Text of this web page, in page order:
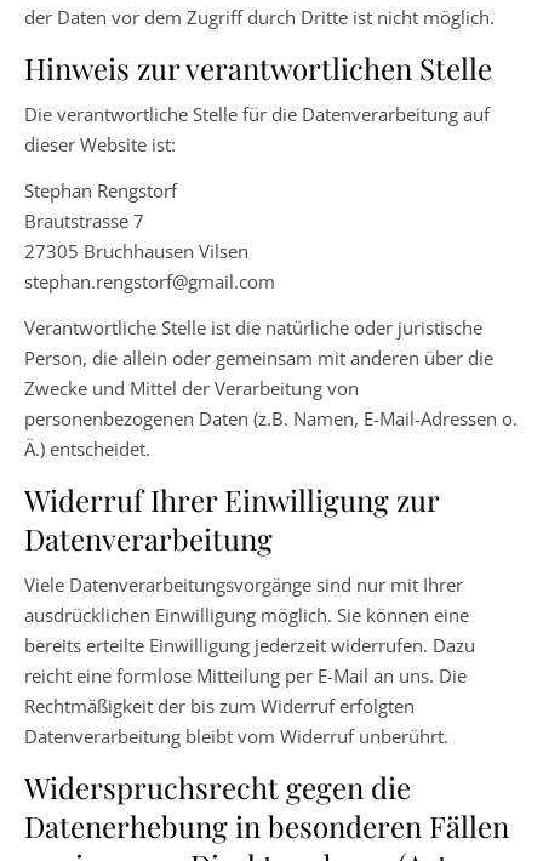
der Daten vor dem Zugriff durch Dritte ist nicht möglich.
Hinweis zur verantwortlichen Stelle
Die verantwortliche Stelle für die Datenverarbeitung auf
dieser Website ist:
Stephan Rengstorf
Brautstrasse 7
27305 Bruchhausen Vilsen
stephan.rengstorf@gmail.com
Verantwortliche Stelle ist die natürliche oder juristische
Person, die allein oder gemeinsam mit anderen über die
Zwecke und Mittel der Verarbeitung von
personenbezogenen Daten (z.B. Namen, E-Mail-Adressen o.
Ä.) entscheidet.
Widerruf Ihrer Einwilligung zur
Datenverarbeitung
Viele Datenverarbeitungsvorgänge sind nur mit Ihrer
ausdrücklichen Einwilligung möglich. Sie können eine
bereits erteilte Einwilligung jederzeit widerrufen. Dazu
reicht eine formlose Mitteilung per E-Mail an uns. Die
Rechtmäßigkeit der bis zum Widerruf erfolgten
Datenverarbeitung bleibt vom Widerruf unberührt.
Widerspruchsrecht gegen die
Datenerhebung in besonderen Fällen